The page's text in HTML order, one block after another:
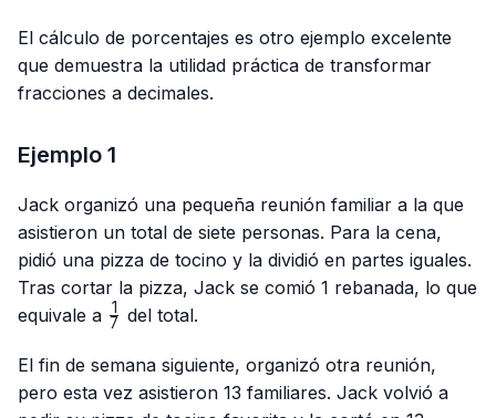
El cálculo de porcentajes es otro ejemplo excelente
que demuestra la utilidad práctica de transformar
fracciones a decimales.
Ejemplo 1
Jack organizó una pequeña reunión familiar a la que
asistieron un total de siete personas. Para la cena,
pidió una pizza de tocino y la dividió en partes iguales.
Tras cortar la pizza, Jack se comió 1 rebanada, lo que
equivale a \frac{1}
7
1 del total.
El fin de semana siguiente, organizó otra reunión,
pero esta vez asistieron 13 familiares. Jack volvió a